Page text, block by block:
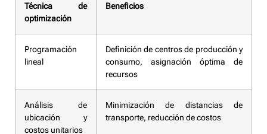
Técnica de
optimización
Beneficios
Programación
lineal
Definición de centros de producción y
consumo, asignación óptima de
recursos
Análisis de
ubicación y
costos unitarios
Minimización de distancias de
transporte, reducción de costos